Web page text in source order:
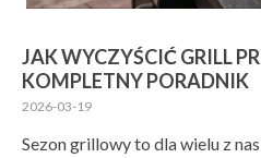
JAK WYCZYŚCIĆ GRILL
KOMPLETNY PORADNIK
2026-03-19
Sezon grillowy to dla wielu z